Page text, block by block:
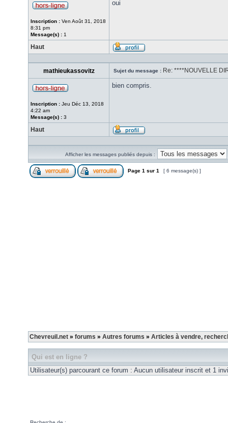
Inscription : Ven Août 31, 2018
8:31 pm
Message(s) : 1
oui
Haut
mathieukassovitz Sujet du message : Re: ****NOUVELLE
Inscription : Jeu Déc 13, 2018
4:22 am
Message(s) : 3
bien compris.
Haut
Afficher les messages publiés depuis :
Page 1 sur 1 [ 6 message(s) ]
Chevreuil.net » forums » Autres forums » Articles à vendre,
Qui est en ligne ?
Utilisateur(s) parcourant ce forum : Aucun utilisateur inscrit et 1